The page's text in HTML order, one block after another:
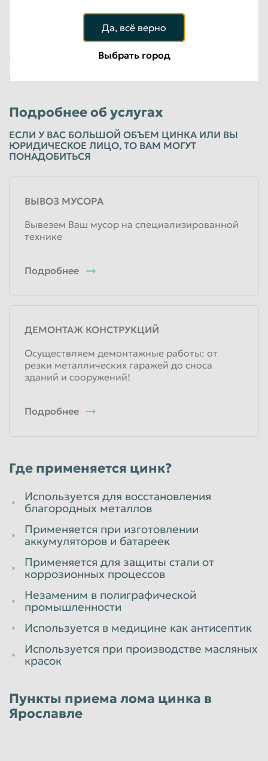
Нажимая на кнопку «Оставить заявку», я
персональных данных
+7 (923) 148-54-33
Подробнее об услугах
ЕСЛИ У ВАС БОЛЬШОЙ ОБЪЕМ ЦИНКА ИЛИ ВЫ
ЮРИДИЧЕСКОЕ ЛИЦО, ТО ВАМ МОГУТ
ПОНАДОБИТЬСЯ
ВЫВОЗ МУСОРА
Вывезем Ваш мусор на специализированной
технике
Подробнее
ДЕМОНТАЖ КОНСТРУКЦИЙ
Осуществляем демонтажные работы: от
резки металлических гаражей до сноса
зданий и сооружений!
Подробнее
Где применяется цинк?
Используется для восстановления
благородных металлов
Применяется при изготовлении
аккумуляторов и батареек
Применяется для защиты стали от
коррозионных процессов
Незаменим в полиграфической
промышленности
Используется в медицине как антисептик
Используется при производстве масляных
красок
Пункты приема лома цинка в
Ярославле
Да, всё верно
Выбрать город